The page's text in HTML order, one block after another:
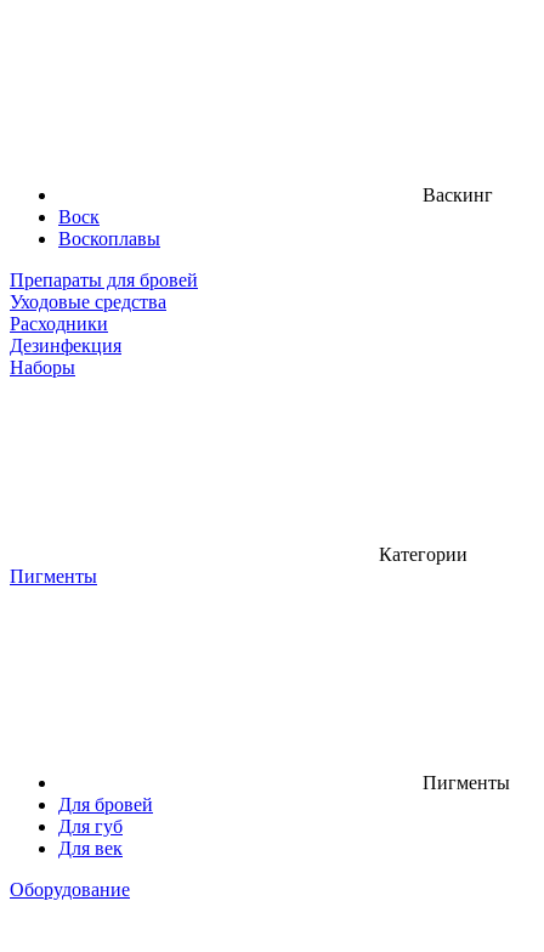
Васкинг
Воск
Воскоплавы
Препараты для бровей
Уходовые средства
Расходники
Дезинфекция
Наборы
Категории
Пигменты
Пигменты
Для бровей
Для губ
Для век
Оборудование